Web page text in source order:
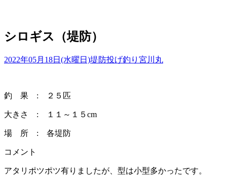
シロギス（堤防）
2022年05月18日(水曜日)堤防投げ釣り 宮川丸
釣 果 : ２５匹
大きさ : １１～１５cm
場 所 : 各堤防
コメント
アタリポツポツ有りましたが、型は小型多かったです。